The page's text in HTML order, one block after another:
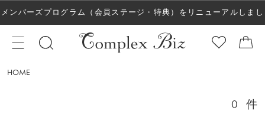
メンバーズプログラム（会員ステージ・特典）をリニューアルしまし
た！
HOME
0 件